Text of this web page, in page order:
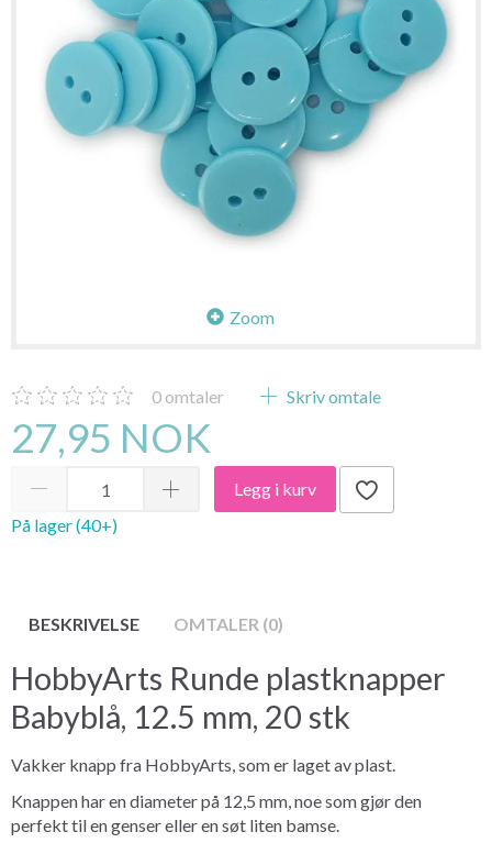
Zoom
0 omtaler Skriv omtale
27,95 NOK
Legg i kurv
På lager (40+)
BESKRIVELSE OMTALER (0)
HobbyArts Runde plastknapper
Babyblå, 12.5 mm, 20 stk
Vakker knapp fra HobbyArts, som er laget av plast.
Knappen har en diameter på 12,5 mm, noe som gjør den
perfekt til en genser eller en søt liten bamse.